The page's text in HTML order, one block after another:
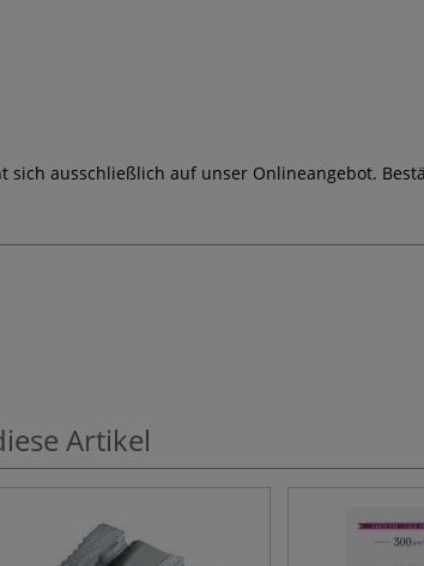
sich ausschließlich auf unser Onlineangebot.
Artikel